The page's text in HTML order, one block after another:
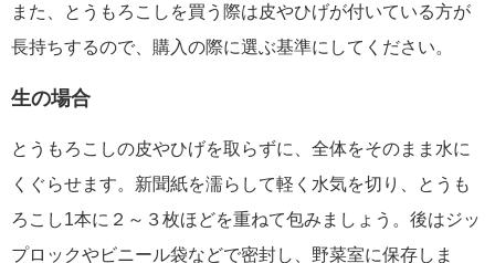
また、とうもろこしを買う際は皮やひげが付いている方が
長持ちするので、購入の際に選ぶ基準にしてください。
生の場合
とうもろこしの皮やひげを取らずに、全体をそのまま水に
くぐらせます。新聞紙を濡らして軽く水気を切り、とうも
ろこし1本に２～３枚ほどを重ねて包みましょう。後はジッ
プロックやビニール袋などで密封し、野菜室に保存しま